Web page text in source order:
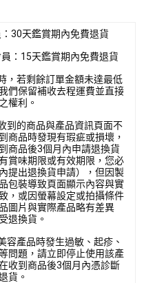
30天鑑賞期內免費退貨
：15天鑑賞期內免費退貨
，若剩餘訂單金額未達最低
們保留補收去程運費並直接
權利。
到的商品與產品資訊頁面不
商品時發現有瑕疵或損壞，
商品後3個月內申請退換貨
賞味期限或有效期限，您必
提出退換貨申請），但因製
包裝導致頁面顯示內容與實
，或因螢幕設定或拍攝條件
圖片與實際產品略有差異
退換貨。
容產品時發生過敏、起疹、
問題，請立即停止使用該產
收到商品後3個月內憑診斷
貨。